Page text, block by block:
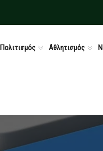
Πολιτισμός Αθλητισμός